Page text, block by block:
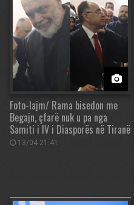
Foto-lajm/ Rama bisedon me
Begajn, çfarë nuk u pa nga
Samiti i IV i Diasporës në Tiranë
13/04 21:41